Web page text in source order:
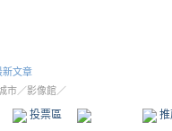
新文章
市／影像館／
投票區 影像館